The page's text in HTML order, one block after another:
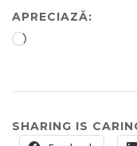
APRECIAZĂ:
Încarc...
SHARING IS